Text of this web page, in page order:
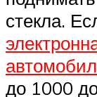
стекла.
до 1000